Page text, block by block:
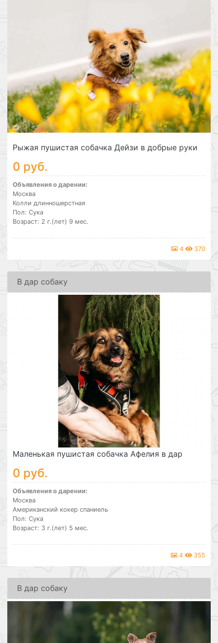
Рыжая пушистая собачка Дейзи в добрые руки
0 руб.
Объявления о дарении:
Москва
Колли длинношерстная
Пол: Сука
Возраст: 2 г.(лет) 9 мес.
4 370
В дар собаку
Маленькая пушистая собачка Афелия в дар
0 руб.
Объявления о дарении:
Москва
Американский кокер спаниель
Пол: Сука
Возраст: 3 г.(лет) 5 мес.
4 355
В дар собаку